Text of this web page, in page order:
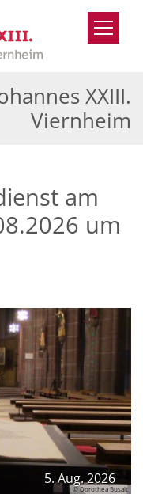
XXIII.
Viernheim
am
um
5. Aug. 2026
© Dorothea Busalt